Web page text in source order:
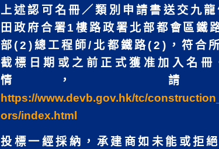
上述認可名冊／類別申請書送交九
田政府合署1樓路政署北部都會區鐵
部(2)總工程師/北都鐵路(2)，符合
截標日期或之前正式獲准加入名冊
情， 請
https://www.devb.gov.hk/tc/
ors/index.html
投標一經採納，承建商如未能或拒